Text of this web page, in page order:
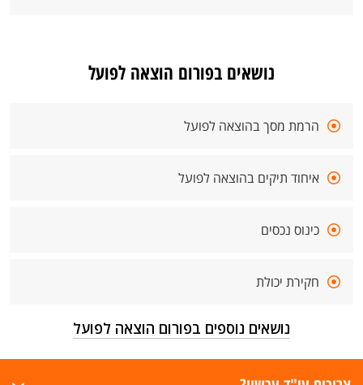
נושאים בפורום הוצאה לפועל
הרמת מסך בהוצאה לפועל
איחוד תיקים בהוצאה לפועל
כינוס נכסים
חקירת יכולת
נושאים נוספים בפורום הוצאה לפועל